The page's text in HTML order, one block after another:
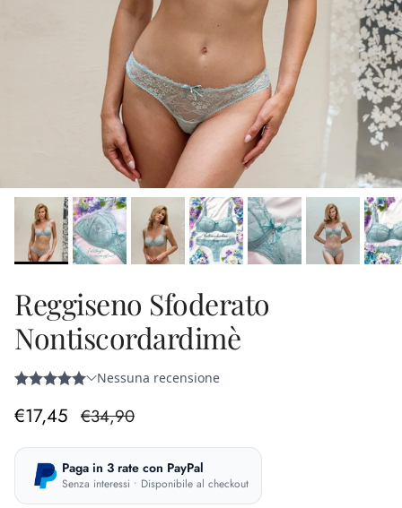
Reggiseno Sfoderato
Nontiscordardimè
Prezzo di vendita
€17,45 Prezzo normale
€34,90
Paga in 3 rate con PayPal
Senza interessi • Disponibile al checkout